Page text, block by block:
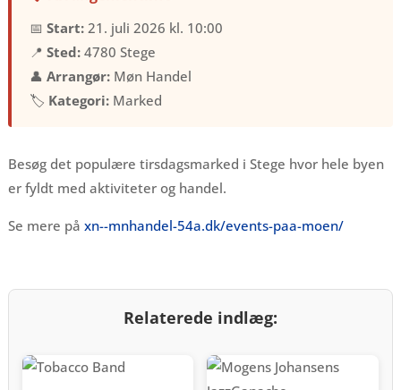
📅 Start:21. juli 2026 kl. 10:00
📍 Sted:4780 Stege
👤 Arrangør:Møn Handel
🏷️ Kategori:Marked
Besøg det populære tirsdagsmarked i Stege hvor hele byen
er fyldt med aktiviteter og handel.
Se mere på xn--mnhandel-54a.dk/events-paa-moen/
Relaterede indlæg: